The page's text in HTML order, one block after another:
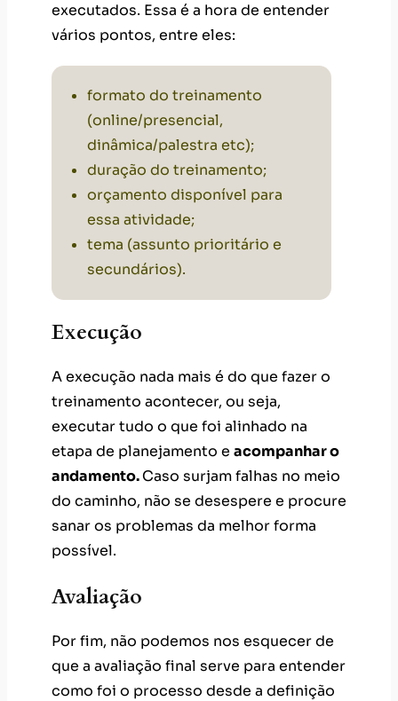
executados. Essa é a hora de entender
vários pontos, entre eles:
formato do treinamento
(online/presencial,
dinâmica/palestra etc);
duração do treinamento;
orçamento disponível para
essa atividade;
tema (assunto prioritário e
secundários).
Execução
A execução nada mais é do que fazer o
treinamento acontecer, ou seja,
executar tudo o que foi alinhado na
etapa de planejamento e acompanhar o
andamento.Caso surjam falhas no meio
do caminho, não se desespere e procure
sanar os problemas da melhor forma
possível.
Avaliação
Por fim, não podemos nos esquecer de
que a avaliação final serve para entender
como foi o processo desde a definição